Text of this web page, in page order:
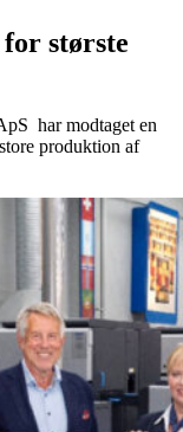
største
har modtaget en
produktion af